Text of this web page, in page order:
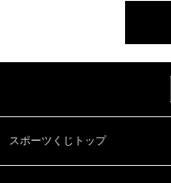
スポーツくじトップ